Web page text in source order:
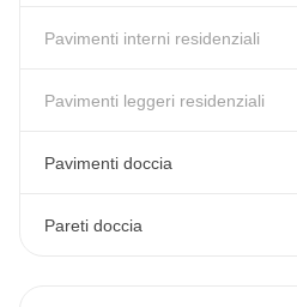
Pavimenti interni residenziali
Pavimenti leggeri residenziali
Pavimenti doccia
Pareti doccia